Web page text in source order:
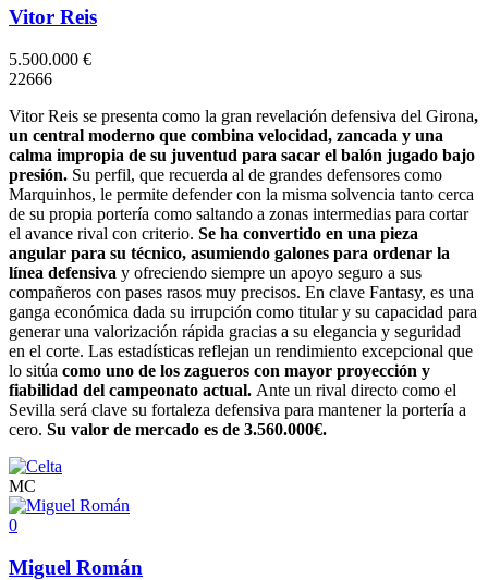
Vitor Reis
5.500.000 €
22666
Vitor Reis se presenta como la gran revelación defensiva del Girona,
un central moderno que combina velocidad, zancada y una
calma impropia de su juventud para sacar el balón jugado bajo
presión. Su perfil, que recuerda al de grandes defensores como
Marquinhos, le permite defender con la misma solvencia tanto cerca
de su propia portería como saltando a zonas intermedias para cortar
el avance rival con criterio. Se ha convertido en una pieza
angular para su técnico, asumiendo galones para ordenar la
línea defensiva y ofreciendo siempre un apoyo seguro a sus
compañeros con pases rasos muy precisos. En clave Fantasy, es una
ganga económica dada su irrupción como titular y su capacidad para
generar una valorización rápida gracias a su elegancia y seguridad
en el corte. Las estadísticas reflejan un rendimiento excepcional que
lo sitúa como uno de los zagueros con mayor proyección y
fiabilidad del campeonato actual. Ante un rival directo como el
Sevilla será clave su fortaleza defensiva para mantener la portería a
cero. Su valor de mercado es de 3.560.000€.
MC
0
Miguel Román